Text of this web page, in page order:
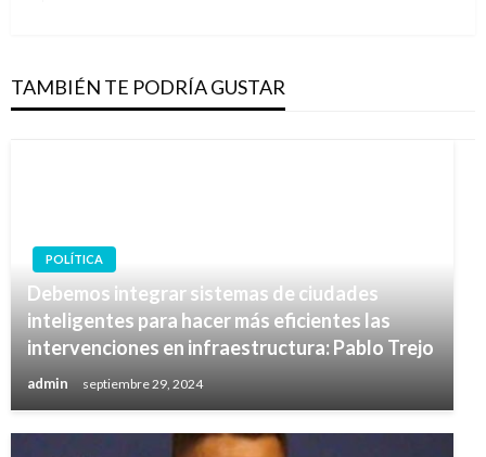
TAMBIÉN TE PODRÍA GUSTAR
POLÍTICA
Debemos integrar sistemas de ciudades
inteligentes para hacer más eficientes las
intervenciones en infraestructura: Pablo Trejo
admin septiembre 29, 2024